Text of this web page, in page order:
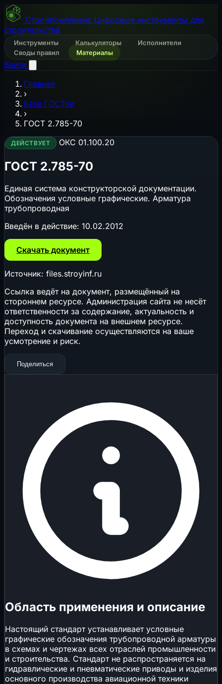
СтройКомплаенс Цифровые инструменты для
строительства
Инструменты Калькуляторы
Исполнители
Своды правил
Материалы
Войти
Главная
›
База ГОСТов
›
ГОСТ 2.785-70
ДЕЙСТВУЕТ ОКС 01.100.20
ГОСТ 2.785-70
Единая система конструкторской документации.
Обозначения условные графические. Арматура
трубопроводная
Введён в действие: 10.02.2012
Скачать документ
Источник: files.stroyinf.ru
Ссылка ведёт на документ, размещённый на
стороннем ресурсе. Администрация сайта не несёт
ответственности за содержание, актуальность и
доступность документа на внешнем ресурсе.
Переход и скачивание осуществляются на ваше
усмотрение и риск.
Поделиться
Область применения и описание
Настоящий стандарт устанавливает условные
графические обозначения трубопроводной арматуры
в схемах и чертежах всех отраслей промышленности
и строительства. Стандарт не распространяется на
гидравлические и пневматические приводы и изделия
основного производства авиационной техники